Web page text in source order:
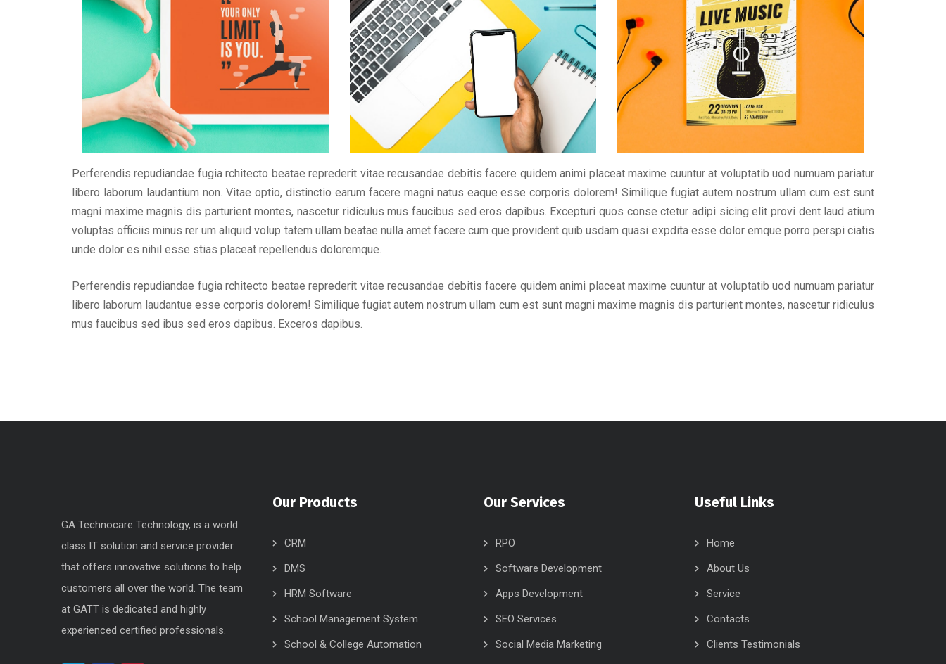
Perferendis repudiandae fugia rchitecto beatae reprederit vitae recusandae debitis facere quidem animi placeat maxime cuuntur at voluptatib uod numuam pariatur
libero laborum laudantium non. Vitae optio, distinctio earum facere magni natus eaque esse corporis dolorem! Similique fugiat autem nostrum ullam cum est sunt
magni maxime magnis dis parturient montes, nascetur ridiculus mus faucibus sed eros dapibus. Excepturi quos conse ctetur adipi sicing elit provi dent laud atium
voluptas officiis minus rer um aliquid volup tatem ullam beatae nulla amet facere cum que provident quib usdam quasi expdita esse dolor emque porro perspi ciatis
unde dolor es nihil esse stias placeat repellendus doloremque.
Perferendis repudiandae fugia rchitecto beatae reprederit vitae recusandae debitis facere quidem animi placeat maxime cuuntur at voluptatib uod numuam pariatur
libero laborum laudantue esse corporis dolorem! Similique fugiat autem nostrum ullam cum est sunt magni maxime magnis dis parturient montes, nascetur ridiculus
mus faucibus sed ibus sed eros dapibus. Exceros dapibus.
GA Technocare Technology, is a world
class IT solution and service provider
that offers innovative solutions to help
customers all over the world. The team
at GATT is dedicated and highly
experienced certified professionals.
Our Products
CRM
DMS
HRM Software
School Management System
School & College Automation
Our Services
RPO
Software Development
Apps Development
SEO Services
Social Media Marketing
Useful Links
Home
About Us
Service
Contacts
Clients Testimonials